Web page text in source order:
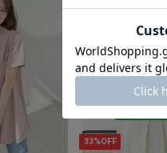
33%OFF